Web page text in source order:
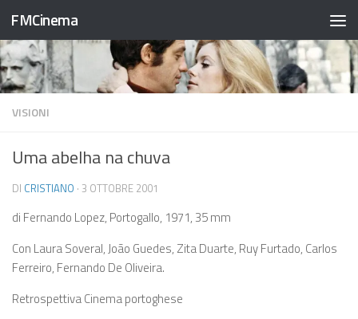
Salta al contenuto
FMCinema
VISIONI
Uma abelha na chuva
DI CRISTIANO · 3 OTTOBRE 2001
di Fernando Lopez, Portogallo, 1971, 35 mm
Con Laura Soveral, João Guedes, Zita Duarte, Ruy Furtado, Carlos
Ferreiro, Fernando De Oliveira.
Retrospettiva Cinema portoghese